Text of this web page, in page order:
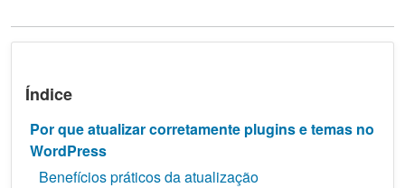
Índice
Por que atualizar corretamente plugins e temas no
WordPress
Benefícios práticos da atualização